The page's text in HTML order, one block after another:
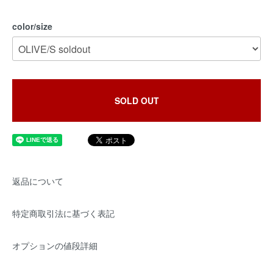
color/size
SOLD OUT
返品について
特定商取引法に基づく表記
オプションの値段詳細